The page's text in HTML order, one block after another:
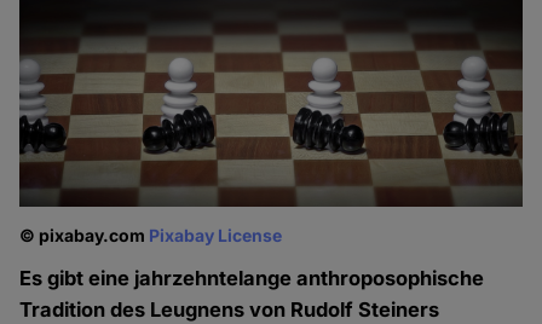
© pixabay.com Pixabay License
Es gibt eine jahrzehntelange anthroposophische
Tradition des Leugnens von Rudolf Steiners